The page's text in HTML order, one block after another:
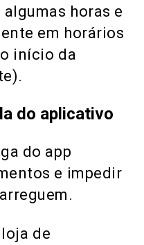
algumas horas e
em horários
início da
do aplicativo
do app
e impedir
de